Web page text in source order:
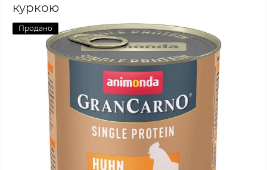
куркою
Продано